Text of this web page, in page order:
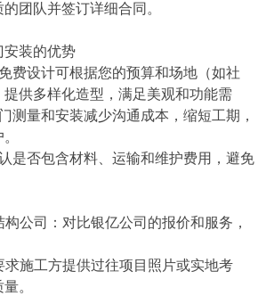
团队并签订详细合同。
安装的优势
费设计可根据您的预算和场地（如社
供多样化造型，满足美观和功能需
测量和安装减少沟通成本，缩短工期，
是否包含材料、运输和维护费用，避免
构公司：对比银亿公司的报价和服务，
求施工方提供过往项目照片或实地考
。